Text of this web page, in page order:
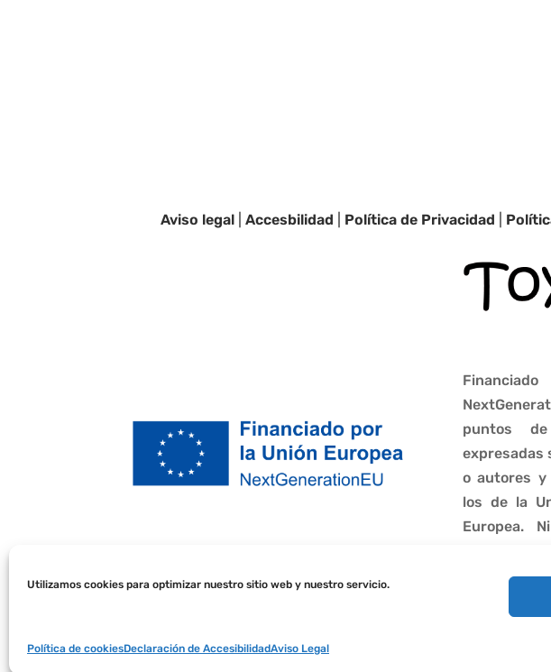
Utilizamos cookies para optimizar nuestro sitio web y nuestro servicio.
Política de cookiesDeclaración de AccesibilidadAviso Legal
Aviso legal| Accesbilidad Política de Privacidad
puntos
expresadas
o autores y
los de la
Europea.